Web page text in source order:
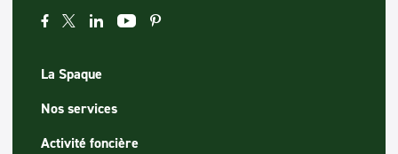
La Spaque
Nos services
Activité foncière